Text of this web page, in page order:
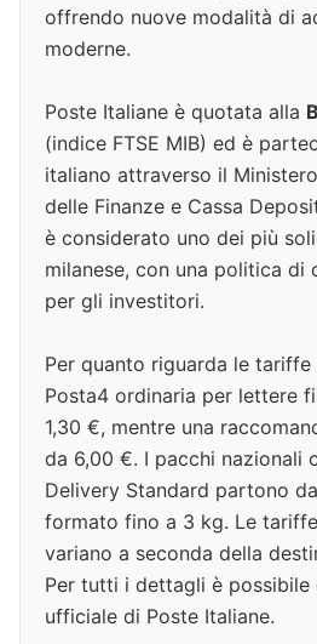
offrendo nuove modalità di
moderne.
Poste Italiane è quotata alla
(indice FTSE MIB) ed è
italiano attraverso il
delle Finanze e Cassa
è considerato uno dei più
milanese, con una politica
per gli investitori.
Per quanto riguarda le tariffe
Posta4 ordinaria per lettere
1,30 €, mentre una
da 6,00 €. I pacchi nazionali
Delivery Standard partono
formato fino a 3 kg. Le
variano a seconda della
Per tutti i dettagli è possibile
ufficiale di Poste Italiane.